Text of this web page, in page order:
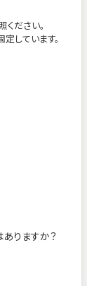
ください。
しています。
りますか？